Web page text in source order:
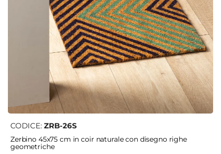
CODICE: ZRB-26S
Zerbino 45x75 cm in coir naturale con disegno righe
geometriche